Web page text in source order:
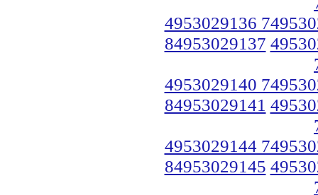
4953029136
84953029137
4953029140
84953029141
4953029144
84953029145